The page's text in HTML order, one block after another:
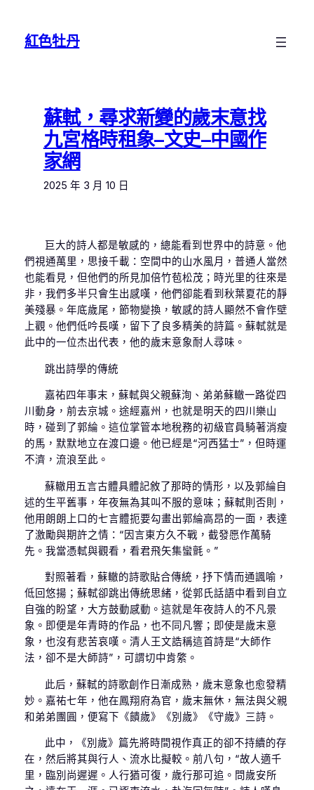
紅色牡丹
蘇軾，尋求新變的歲末意找
九宮格時租象–文史–中國作
家網
2025 年 3 月 10 日
巨大的詩人都是敏感的，總能看到世界中的詩意。他
們視通萬里，思接千載：空間中的山水風月，普通人當然
也能看見，但他們的所見加倍竹苞松茂；時光里的往來是
非，我們多半只會生出感嘆，他們卻能看到秋葉夏花的靜
美殘暴。年底歲尾，節物變換，敏感的詩人顯然不會作壁
上觀。他們低吟長嘆，留下了良多精美的詩篇。蘇軾就是
此中的一位杰出代表，他的歲末意象耐人尋味。
跳出詩學的傳統
嘉祐四年事末，蘇軾與父親蘇洵、弟弟蘇轍一路從四
川動身，前去京城。途經嘉州，也就是明天的四川樂山
時，碰到了郭綸。這位掌管本地稅務的初級官員騎著消瘦
的馬，默默地立在渡口邊。他已經是“河西猛士”，但時運
不濟，流浪至此。
蘇轍用五言古體具體記敘了那時的情形，以及郭綸自
述的生平舊事，年夜無為其叫不服的意味；蘇軾則否則，
他用朗朗上口的七言體扼要勾畫出郭綸高昂的一面，表達
了激勵與期許之情：“因言東方久不戰，截發愿作萬騎
先。我當憑軾與觀看，看君飛矢集蠻氈。”
對照著看，蘇轍的詩歌貼合傳統，抒下情而通諷喻，
低回悠揚；蘇軾卻跳出傳統思緒，從郭氏話語中看到自立
自強的盼望，大方鼓動感動。這就是年夜詩人的不凡景
象。即便是年青時的作品，也不同凡響；即使是歲末意
象，也沒有悲苦哀嘆。清人王文誥稱這首詩是“大師作
法，卻不是大師詩”，可謂切中肯綮。
此后，蘇軾的詩歌創作日漸成熟，歲末意象也愈發精
妙。嘉祐七年，他在鳳翔府為官，歲末無休，無法與父親
和弟弟團圓，便寫下《饋歲》《別歲》《守歲》三詩。
此中，《別歲》篇先將時間視作真正的卻不持續的存
在，然后將其與行人、流水比擬較。前八句，“故人適千
里，臨別尚遲遲。人行猶可復，歲行那可追。問歲安所